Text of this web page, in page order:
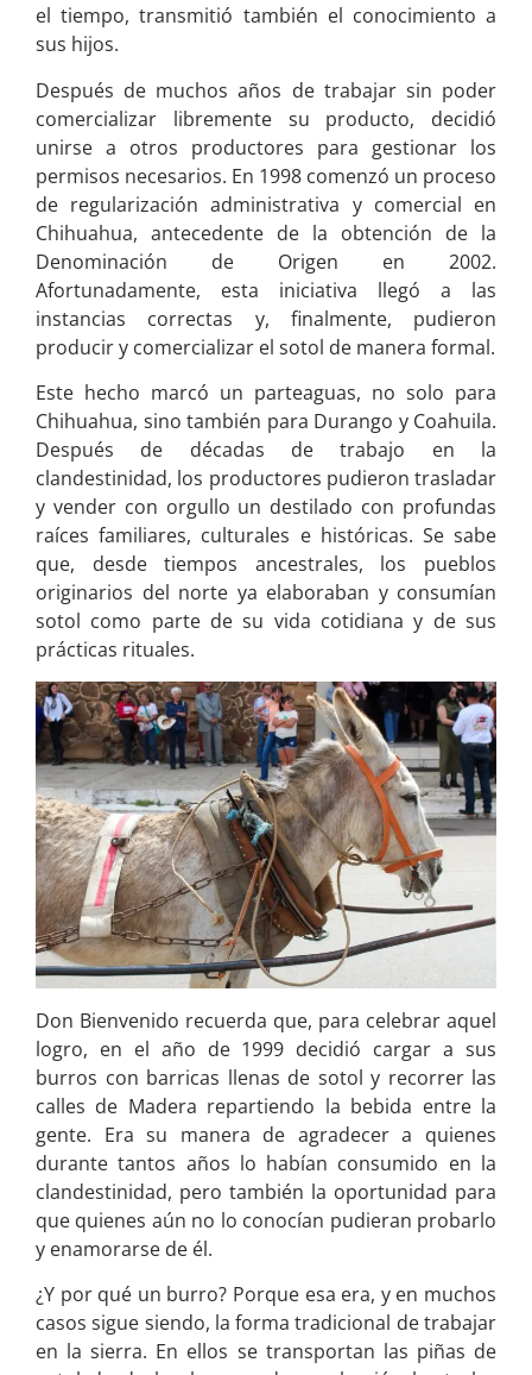
el tiempo, transmitió también el conocimiento a
sus hijos.
Después de muchos años de trabajar sin poder
comercializar libremente su producto, decidió
unirse a otros productores para gestionar los
permisos necesarios. En 1998 comenzó un proceso
de regularización administrativa y comercial en
Chihuahua, antecedente de la obtención de la
Denominación de Origen en 2002.
Afortunadamente, esta iniciativa llegó a las
instancias correctas y, finalmente, pudieron
producir y comercializar el sotol de manera formal.
Este hecho marcó un parteaguas, no solo para
Chihuahua, sino también para Durango y Coahuila.
Después de décadas de trabajo en la
clandestinidad, los productores pudieron trasladar
y vender con orgullo un destilado con profundas
raíces familiares, culturales e históricas. Se sabe
que, desde tiempos ancestrales, los pueblos
originarios del norte ya elaboraban y consumían
sotol como parte de su vida cotidiana y de sus
prácticas rituales.
Don Bienvenido recuerda que, para celebrar aquel
logro, en el año de 1999 decidió cargar a sus
burros con barricas llenas de sotol y recorrer las
calles de Madera repartiendo la bebida entre la
gente. Era su manera de agradecer a quienes
durante tantos años lo habían consumido en la
clandestinidad, pero también la oportunidad para
que quienes aún no lo conocían pudieran probarlo
y enamorarse de él.
¿Y por qué un burro? Porque esa era, y en muchos
casos sigue siendo, la forma tradicional de trabajar
en la sierra. En ellos se transportan las piñas de